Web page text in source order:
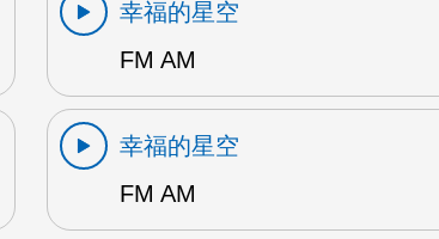
幸福的星空
FM AM
幸福的星空
FM AM